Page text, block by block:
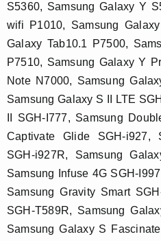
S5360, Samsung Galaxy Y
wifi P1010, Samsung
Galaxy Tab10.1 P7500,
P7510, Samsung Galaxy Y
Note N7000, Samsung
Samsung Galaxy S II LTE
II SGH-I777, Samsung
Captivate Glide SGH-i927,
SGH-i927R, Samsung
Samsung Infuse 4G SGH-
Samsung Gravity Smart
SGH-T589R, Samsung
Samsung Galaxy S